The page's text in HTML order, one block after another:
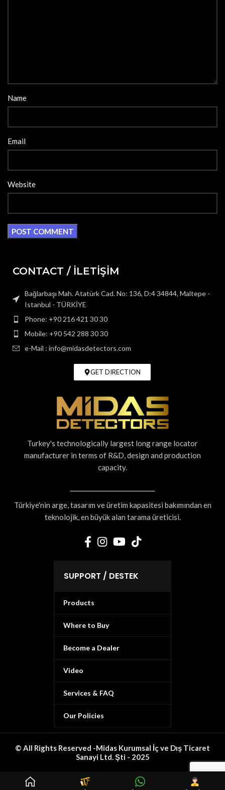
Name
Email
Website
CONTACT / İLETİŞİM
Bağlarbaşı Mah. Atatürk Cad. No: 136, D:4 34844, Maltepe -
Istanbul - TÜRKİYE
Phone: +90 216 421 30 30
Mobile: +90 542 288 30 30
e-Mail : info@midasdetectors.com
GET DIRECTION
Turkey's technologically largest long range locator
manufacturer in terms of R&D, design and production
capacity.
Türkiye'nin arge, tasarım ve üretim kapasitesi bakımından en
teknolojik, en büyük alan tarama üreticisi.
SUPPORT / DESTEK
Products
Where to Buy
Become a Dealer
Video
Services & FAQ
Our Policies
© All Rights Reserved -Midas Kurumsal İç ve Dış Ticaret
Sanayi Ltd. Şti - 2025